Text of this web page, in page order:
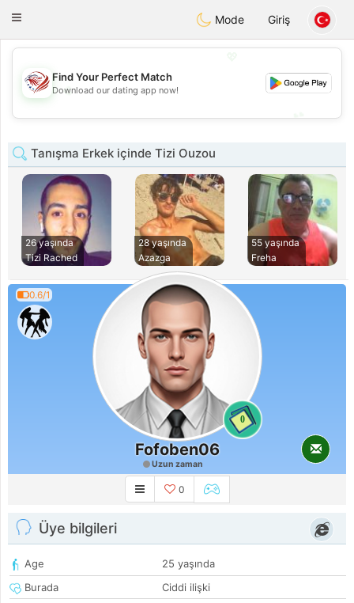
Dating
Toggle
Mode Giriş
💖
💕
Find Your Perfect Match
Download our dating app now!
Tanışma Erkek içinde Tizi Ouzou
26 yaşında
Tizi Rached
28 yaşında
Azazga
55 yaşında
Freha
0.6/1
0
Fofoben06
Uzun zaman
0
Üye bilgileri
Age
25 yaşında
Burada
Ciddi ilişki